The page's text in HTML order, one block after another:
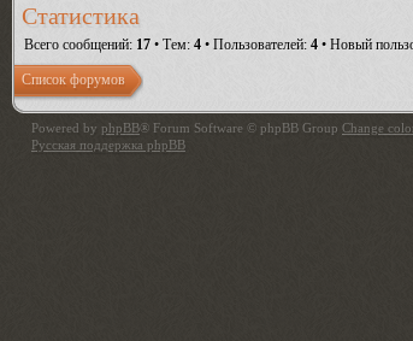
Статистика
Всего сообщений: 17 • Тем: 4 • Пользователей: 4 • Новый
Список форумов
Powered by phpBB® Forum Software © phpBB Group Change
Русская поддержка phpBB